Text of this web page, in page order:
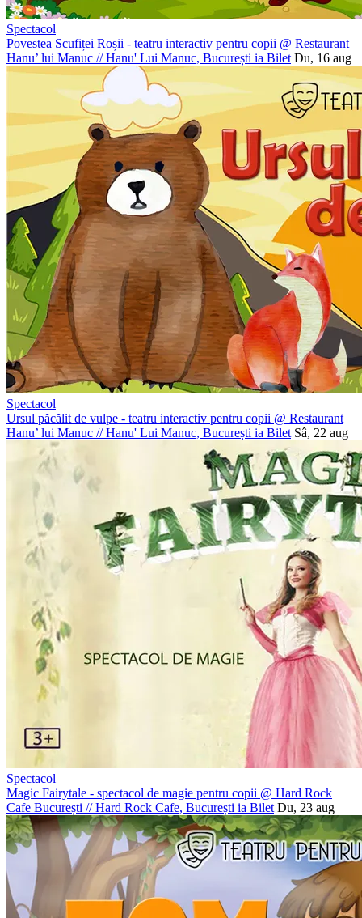
Spectacol
Povestea Scufiței Roșii - teatru interactiv pentru copii @ Restaurant
Hanu’ lui Manuc //Hanu' Lui Manuc, București ia Bilet Du, 16 aug
Spectacol
Ursul păcălit de vulpe - teatru interactiv pentru copii @ Restaurant
Hanu’ lui Manuc //Hanu' Lui Manuc, București ia Bilet Sâ, 22 aug
Spectacol
Magic Fairytale - spectacol de magie pentru copii @ Hard Rock
Cafe București //Hard Rock Cafe, București ia Bilet Du, 23 aug